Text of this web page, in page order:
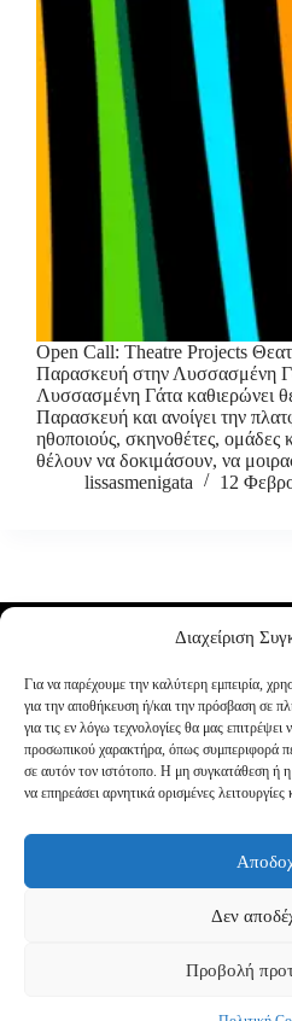
Διαχείριση
Για να παρέχουμε την καλύτερη εμπειρία,
για την αποθήκευση ή/και την πρόσβαση σε
για τις εν λόγω τεχνολογίες θα μας
προσωπικού χαρακτήρα, όπως συμπεριφορά
σε αυτόν τον ιστότοπο. Η μη συγκατάθεση ή
να επηρεάσει αρνητικά ορισμένες λειτουργίες
Δεν
Προβολή
Open Call: Theatre Projects
Παρασκευή στην Λυσσασμένη
Λυσσασμένη Γάτα καθιερώνει
Παρασκευή και ανοίγει την
ηθοποιούς, σκηνοθέτες, ομάδες
θέλουν να δοκιμάσουν, να
lissasmenigata
12